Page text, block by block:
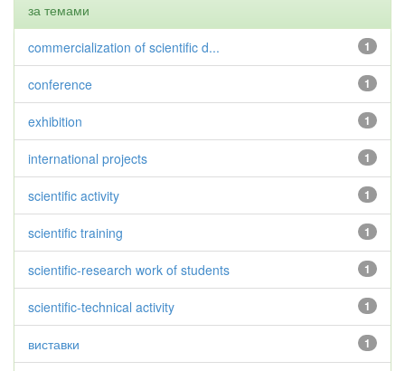
за темами
1
commercialization of scientific d...
1
conference
1
exhibition
1
international projects
1
scientific activity
1
scientific training
1
scientific-research work of students
1
scientific-technical activity
1
виставки